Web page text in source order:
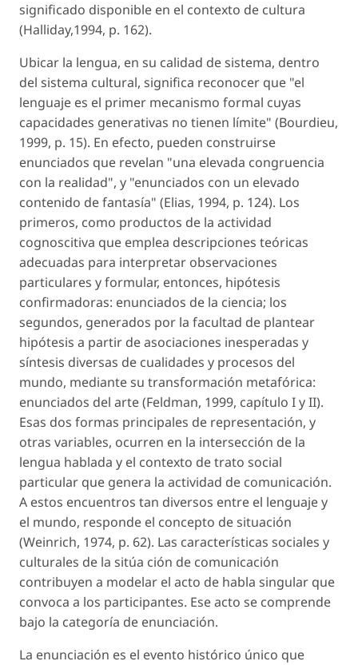
significado disponible en el contexto de cultura
(Halliday,1994, p. 162).
Ubicar la lengua, en su calidad de sistema, dentro
del sistema cultural, significa reconocer que "el
lenguaje es el primer mecanismo formal cuyas
capacidades generativas no tienen límite" (Bourdieu,
1999, p. 15). En efecto, pueden construirse
enunciados que revelan "una elevada congruencia
con la realidad", y "enunciados con un elevado
contenido de fantasía" (Elias, 1994, p. 124). Los
primeros, como productos de la actividad
cognoscitiva que emplea descripciones teóricas
adecuadas para interpretar observaciones
particulares y formular, entonces, hipótesis
confirmadoras: enunciados de la ciencia; los
segundos, generados por la facultad de plantear
hipótesis a partir de asociaciones inesperadas y
síntesis diversas de cualidades y procesos del
mundo, mediante su transformación metafórica:
enunciados del arte (Feldman, 1999, capítulo I y II).
Esas dos formas principales de representación, y
otras variables, ocurren en la intersección de la
lengua hablada y el contexto de trato social
particular que genera la actividad de comunicación.
A estos encuentros tan diversos entre el lenguaje y
el mundo, responde el concepto de situación
(Weinrich, 1974, p. 62). Las características sociales y
culturales de la sitúa ción de comunicación
contribuyen a modelar el acto de habla singular que
convoca a los participantes. Ese acto se comprende
bajo la categoría de enunciación.
La enunciación es el evento histórico único que